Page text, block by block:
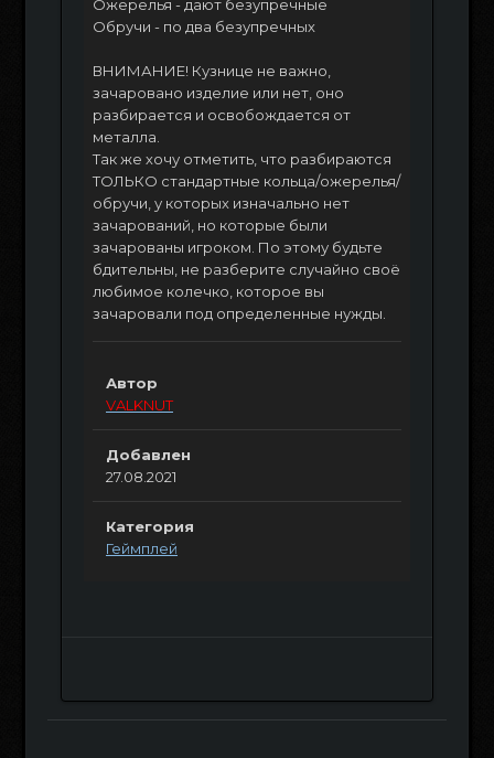
Ожерелья - дают безупречные
Обручи - по два безупречных
ВНИМАНИЕ! Кузнице не важно,
зачаровано изделие или нет, оно
разбирается и освобождается от
металла.
Так же хочу отметить, что разбираются
ТОЛЬКО стандартные кольца/ожерелья/
обручи, у которых изначально нет
зачарований, но которые были
зачарованы игроком. По этому будьте
бдительны, не разберите случайно своё
любимое колечко, которое вы
зачаровали под определенные нужды.
Автор
VALKNUT
Добавлен
27.08.2021
Категория
Геймплей